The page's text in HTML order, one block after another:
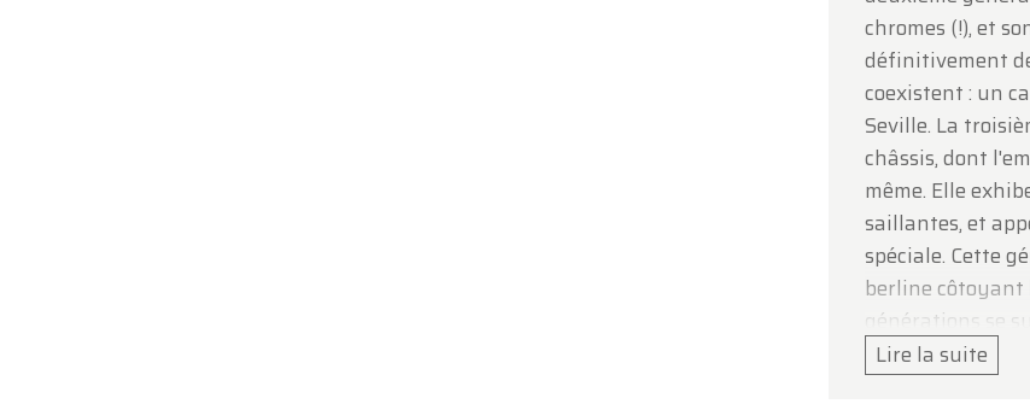
chromes (!), et
définitivement
coexistent : un
Seville. La
châssis, dont
même. Elle
saillantes, et
spéciale. Cette
berline côtoyant
générations se
notables
GM. Mais la
Lire la suite